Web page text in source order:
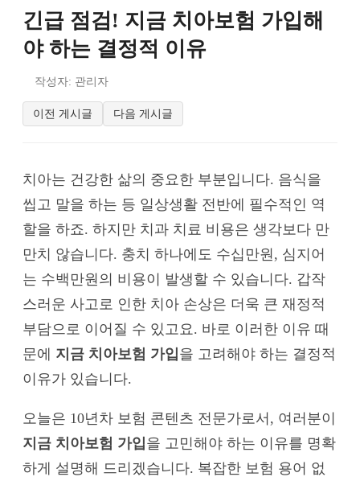
긴급 점검! 지금 치아보험 가입해
야 하는 결정적 이유
작성자: 관리자
이전 게시글 다음 게시글
치아는 건강한 삶의 중요한 부분입니다. 음식을
씹고 말을 하는 등 일상생활 전반에 필수적인 역
할을 하죠. 하지만 치과 치료 비용은 생각보다 만
만치 않습니다. 충치 하나에도 수십만원, 심지어
는 수백만원의 비용이 발생할 수 있습니다. 갑작
스러운 사고로 인한 치아 손상은 더욱 큰 재정적
부담으로 이어질 수 있고요. 바로 이러한 이유 때
문에 지금 치아보험 가입을 고려해야 하는 결정적
이유가 있습니다.
오늘은 10년차 보험 콘텐츠 전문가로서, 여러분이
지금 치아보험 가입을 고민해야 하는 이유를 명확
하게 설명해 드리겠습니다. 복잡한 보험 용어 없